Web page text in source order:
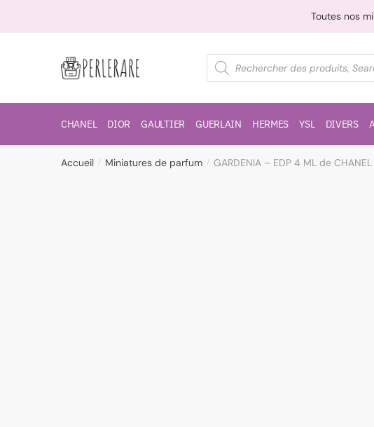
Toutes nos
CHANEL DIOR GAULTIER GUERLAIN HERMES YSL DIVERS
Accueil / Miniatures de parfum / GARDENIA – EDP 4 ML de CHANEL